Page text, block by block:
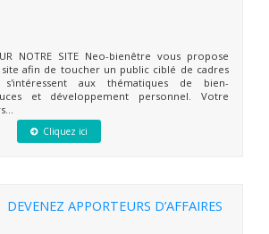
NOTRE SITE Neo-bienêtre vous propose
afin de toucher un public ciblé de cadres
aux thématiques de bien-
et développement personnel. Votre
Cliquez ici
DEVENEZ APPORTEURS D’AFFAIRES